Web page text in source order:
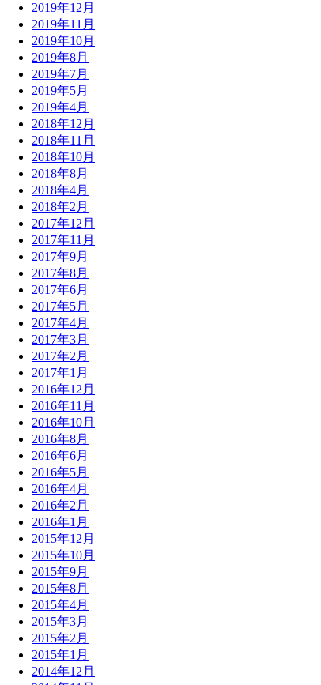
2019年12月
2019年11月
2019年10月
2019年8月
2019年7月
2019年5月
2019年4月
2018年12月
2018年11月
2018年10月
2018年8月
2018年4月
2018年2月
2017年12月
2017年11月
2017年9月
2017年8月
2017年6月
2017年5月
2017年4月
2017年3月
2017年2月
2017年1月
2016年12月
2016年11月
2016年10月
2016年8月
2016年6月
2016年5月
2016年4月
2016年2月
2016年1月
2015年12月
2015年10月
2015年9月
2015年8月
2015年4月
2015年3月
2015年2月
2015年1月
2014年12月